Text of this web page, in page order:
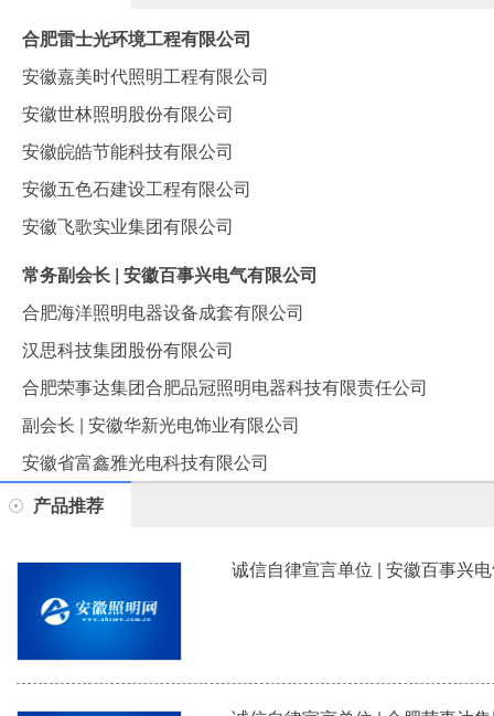
合肥雷士光环境工程有限公司
安徽嘉美时代照明工程有限公司
安徽世林照明股份有限公司
安徽皖皓节能科技有限公司
安徽五色石建设工程有限公司
安徽飞歌实业集团有限公司
常务副会长 | 安徽百事兴电气有限公司
合肥海洋照明电器设备成套有限公司
汉思科技集团股份有限公司
合肥荣事达集团合肥品冠照明电器科技有限责任公司
副会长 | 安徽华新光电饰业有限公司
安徽省富鑫雅光电科技有限公司
产品推荐
诚信自律宣言单位 | 安徽百事兴